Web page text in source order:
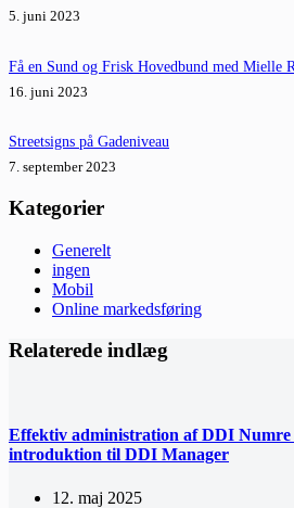
5. juni 2023
Få en Sund og Frisk Hovedbund med Mielle
16. juni 2023
Streetsigns på Gadeniveau
7. september 2023
Kategorier
Generelt
ingen
Mobil
Online markedsføring
Relaterede indlæg
Effektiv administration af DDI Numre
introduktion til DDI Manager
12. maj 2025